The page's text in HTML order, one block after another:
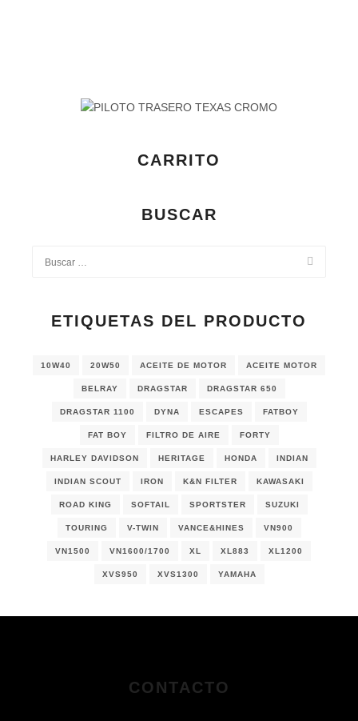
CARRITO
BUSCAR
ETIQUETAS DEL PRODUCTO
10W40 20W50 ACEITE DE MOTOR ACEITE MOTOR
BELRAY DRAGSTAR DRAGSTAR 650
DRAGSTAR 1100 DYNA ESCAPES FATBOY
FAT BOY FILTRO DE AIRE FORTY
HARLEY DAVIDSON HERITAGE HONDA INDIAN
INDIAN SCOUT IRON K&N FILTER KAWASAKI
ROAD KING SOFTAIL SPORTSTER SUZUKI
TOURING V-TWIN VANCE&HINES VN900
VN1500 VN1600/1700 XL XL883 XL1200
XVS950 XVS1300 YAMAHA
CONTACTO